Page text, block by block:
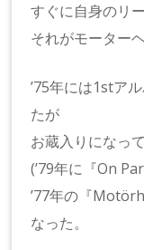
すぐに自身のリ
それがモーター
’75年には1stア
たが
お蔵入りになっ
(’79年に『On
’77年の『
なった。